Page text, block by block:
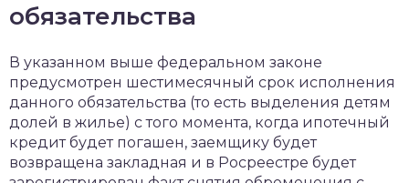
обязательства
В указанном выше федеральном законе
предусмотрен шестимесячный срок исполнения
данного обязательства (то есть выделения детям
долей в жилье) с того момента, когда ипотечный
кредит будет погашен, заемщику будет
возвращена закладная и в Росреестре будет